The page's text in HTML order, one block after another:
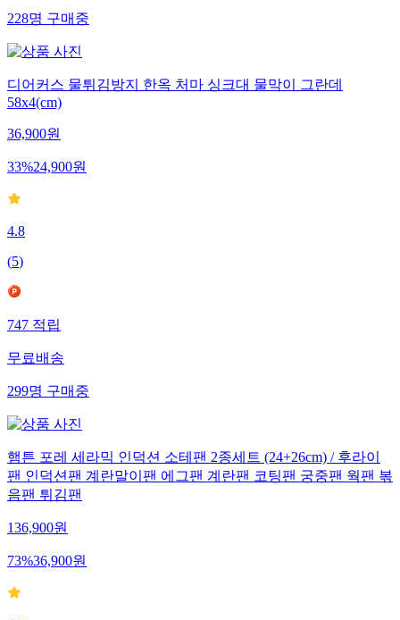
228명구매중
디어커스 물튀김방지 한옥 처마 싱크대 물막이 그란데
58x4(cm)
36,900원
33%24,900원
4.8
(5)
747적립
무료배송
299명구매중
햄튼 포레 세라믹 인덕션 소테팬 2종세트 (24+26cm) / 후라이
팬 인덕션팬 계란말이팬 에그팬 계란팬 코팅팬 궁중팬 웍팬 볶
음팬 튀김팬
136,900원
73%36,900원